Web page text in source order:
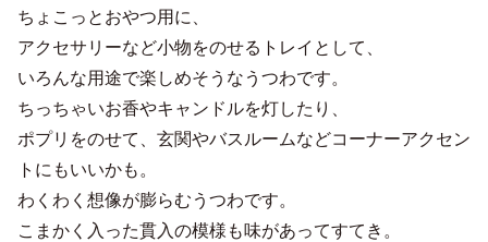
ちょこっとおやつ用に、
アクセサリーなど小物をのせるトレイとして、
いろんな用途で楽しめそうなうつわです。
ちっちゃいお香やキャンドルを灯したり、
ポプリをのせて、玄関やバスルームなどコーナーアクセン
トにもいいかも。
わくわく想像が膨らむうつわです。
こまかく入った貫入の模様も味があってすてき。